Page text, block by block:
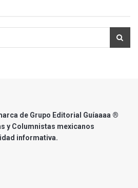
de Grupo Editorial Guíaaaa ®
y Columnistas mexicanos
informativa.